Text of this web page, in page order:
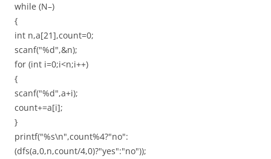
while (N–)
{
int n,a[21],count=0;
scanf("%d",&n);
for (int i=0;i<n;i++)
{
scanf("%d",a+i);
count+=a[i];
}
printf("%s\n",count%4?"no":
(dfs(a,0,n,count/4,0)?"yes":"no"));